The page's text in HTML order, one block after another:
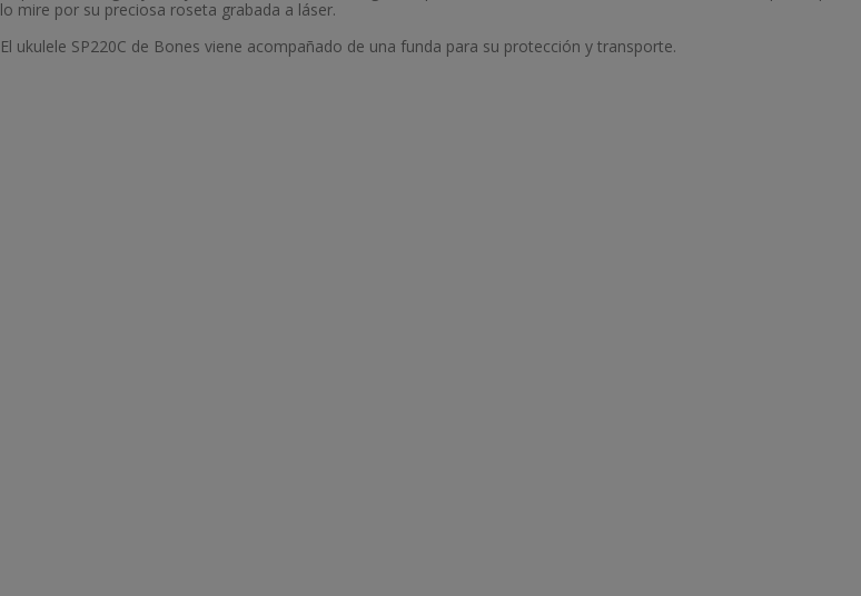
lo mire por su preciosa roseta grabada a láser.
El ukulele SP220C de Bones viene acompañado de una funda para su protección y transporte.